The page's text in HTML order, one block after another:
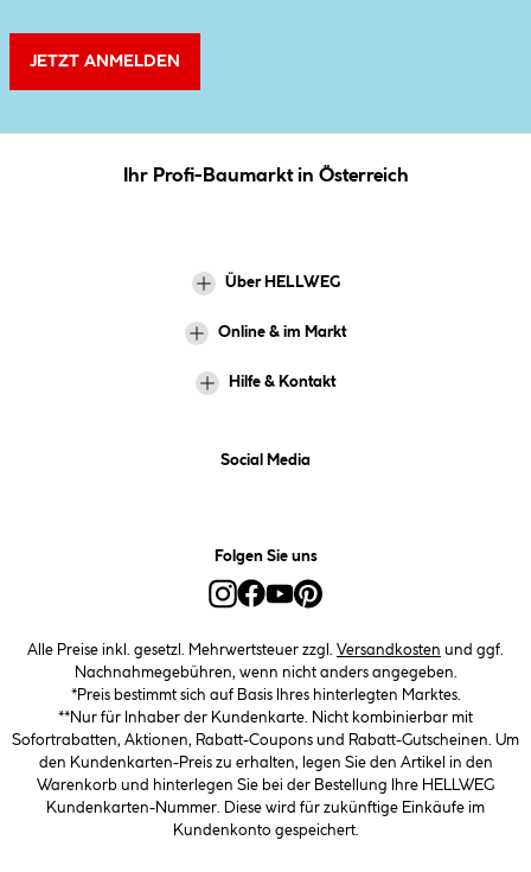
JETZT ANMELDEN
Ihr Profi-Baumarkt in Österreich
Über HELLWEG
Online & im Markt
Hilfe & Kontakt
Social Media
Folgen Sie uns
Alle Preise inkl. gesetzl. Mehrwertsteuer zzgl. Versandkosten und ggf.
Nachnahmegebühren, wenn nicht anders angegeben.
*Preis bestimmt sich auf Basis Ihres hinterlegten Marktes.
**Nur für Inhaber der Kundenkarte. Nicht kombinierbar mit
Sofortrabatten, Aktionen, Rabatt-Coupons und Rabatt-Gutscheinen. Um
den Kundenkarten-Preis zu erhalten, legen Sie den Artikel in den
Warenkorb und hinterlegen Sie bei der Bestellung Ihre HELLWEG
Kundenkarten-Nummer. Diese wird für zukünftige Einkäufe im
Kundenkonto gespeichert.